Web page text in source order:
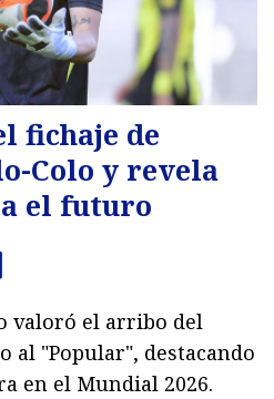
fichaje de
Colo y revela
el futuro
valoró el arribo del
al "Popular", destacando
en el Mundial 2026.